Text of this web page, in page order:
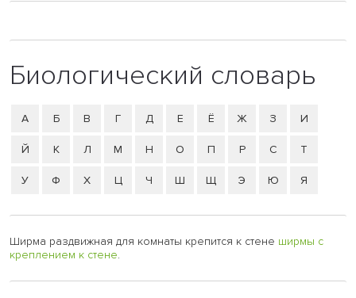
Биологический словарь
А Б В Г Д Е Ё Ж З И
Й К Л М Н О П Р С Т
У Ф Х Ц Ч Ш Щ Э Ю Я
Ширма раздвижная для комнаты крепится к стене ширмы с
креплением к стене.